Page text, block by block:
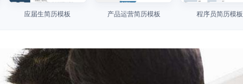
应届生简历模板 产品运营简历模板 程序员简历模板